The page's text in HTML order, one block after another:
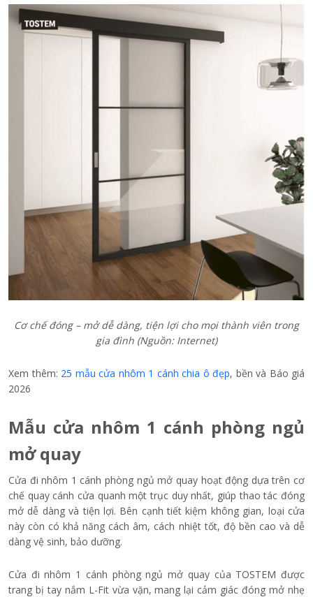
Cơ chế đóng – mở dễ dàng, tiện lợi cho mọi thành viên trong
gia đình (Nguồn: Internet)
Xem thêm: 25 mẫu cửa nhôm 1 cánh chia ô đẹp, bền và Báo giá
2026
Mẫu cửa nhôm 1 cánh phòng ngủ
mở quay
Cửa đi nhôm 1 cánh phòng ngủ mở quay hoạt động dựa trên cơ
chế quay cánh cửa quanh một trục duy nhất, giúp thao tác đóng
mở dễ dàng và tiện lợi. Bên cạnh tiết kiệm không gian, loại cửa
này còn có khả năng cách âm, cách nhiệt tốt, độ bền cao và dễ
dàng vệ sinh, bảo dưỡng.
Cửa đi nhôm 1 cánh phòng ngủ mở quay của TOSTEM được
trang bị tay nắm L-Fit vừa vặn, mang lại cảm giác đóng mở nhẹ